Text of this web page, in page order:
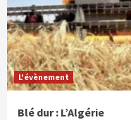
L'évènement
Blé dur : L’Algérie